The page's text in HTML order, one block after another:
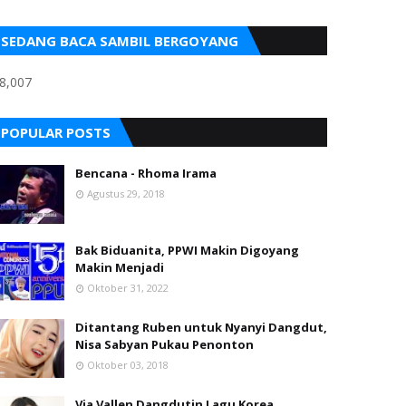
SEDANG BACA SAMBIL BERGOYANG
POPULAR POSTS
Bencana - Rhoma Irama
Agustus 29, 2018
Bak Biduanita, PPWI Makin Digoyang
Makin Menjadi
Oktober 31, 2022
Ditantang Ruben untuk Nyanyi Dangdut,
Nisa Sabyan Pukau Penonton
Oktober 03, 2018